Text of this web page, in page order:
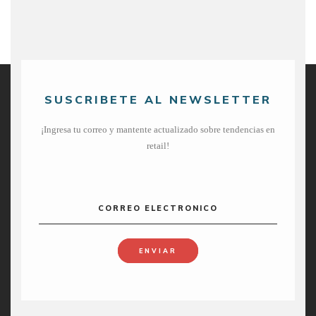
SUSCRIBETE AL NEWSLETTER
¡Ingresa tu correo y mantente actualizado sobre tendencias en
retail!
CORREO ELECTRONICO
ENVIAR